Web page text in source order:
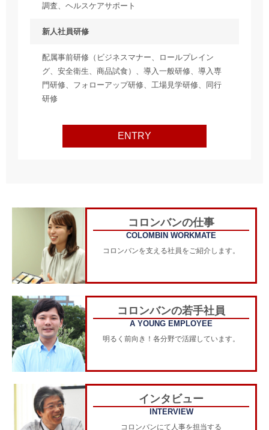
調査、ヘルスケアサポート
新人社員研修
配属事前研修（ビジネスマナー、ロールプレイン
グ、安全衛生、商品試食）、導入一般研修、導入専
門研修、フォローアップ研修、工場見学研修、同行
研修
ENTRY
コロンバンの仕事
COLOMBIN WORKMATE
コロンバンを支える社員をご紹介します。
コロンバンの若手社員
A YOUNG EMPLOYEE
明るく前向き！各分野で活躍しています。
インタビュー
INTERVIEW
コロンバンにて人事を担当する